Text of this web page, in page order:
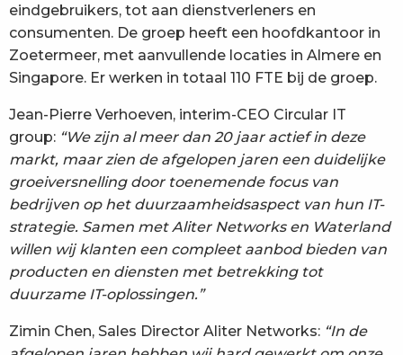
eindgebruikers, tot aan dienstverleners en
consumenten. De groep heeft een hoofdkantoor in
Zoetermeer, met aanvullende locaties in Almere en
Singapore. Er werken in totaal 110 FTE bij de groep.
Jean-Pierre Verhoeven, interim-CEO Circular IT
group: “We zijn al meer dan 20 jaar actief in deze
markt, maar zien de afgelopen jaren een duidelijke
groeiversnelling door toenemende focus van
bedrijven op het duurzaamheidsaspect van hun IT-
strategie. Samen met Aliter Networks en Waterland
willen wij klanten een compleet aanbod bieden van
producten en diensten met betrekking tot
duurzame IT-oplossingen.”
Zimin Chen, Sales Director Aliter Networks: “In de